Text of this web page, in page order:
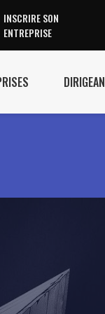
INSCRIRE SON
ENTREPRISE